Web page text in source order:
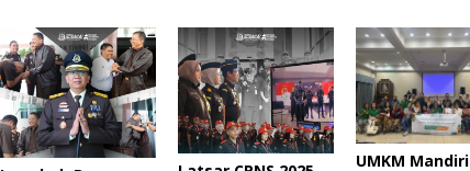
UMKM Mandiri